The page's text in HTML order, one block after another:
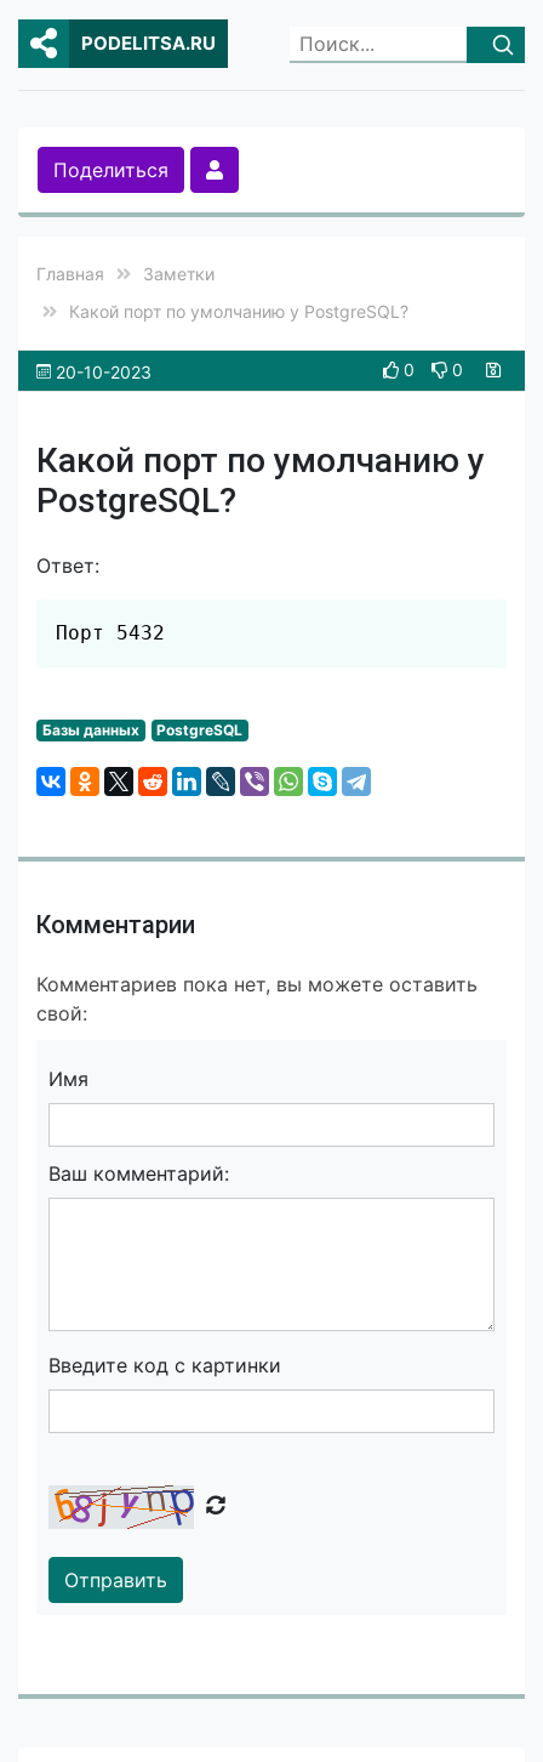
PODELITSA.RU
Поделиться
Главная
Заметки
Какой порт по умолчанию у PostgreSQL?
20-10-2023 0 0
Какой порт по умолчанию у
PostgreSQL?
Ответ:
Порт 5432
Базы данных PostgreSQL
Комментарии
Комментариев пока нет, вы можете оставить
свой:
Имя
Ваш комментарий:
Введите код с картинки
Отправить